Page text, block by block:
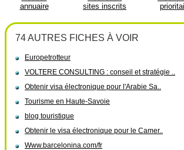
annuaire
sites inscrits
74 AUTRES FICHES À VOIR
Europetrotteur
VOLTERE CONSULTING : conseil et stratégie ..
Obtenir visa électronique pour l'Arabie Sa..
Tourisme en Haute-Savoie
blog touristique
Obtenir le visa électronique pour le Camer..
Www.barcelonina.com/fr